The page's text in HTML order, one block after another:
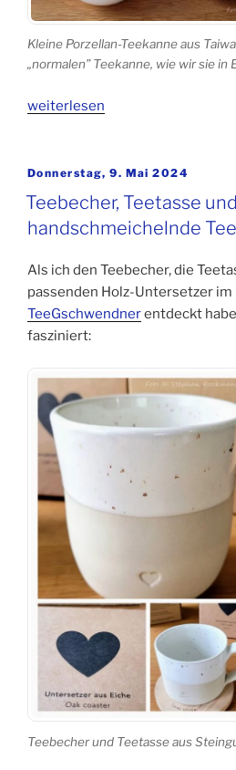
Kleine Porzellan-Teekanne aus
„normalen” Teekanne, wie wir sie in
„Kleine
Porzellan
für
die
Gong
Cha
Teezeremonie“
weiterlesen
Veröffentlicht
Donnerstag, 9. Mai 2024
Teebecher, Teetasse
handschmeichelnde
Als ich den Teebecher, die
passenden Holz-Untersetzer im
TeeGschwendnerentdeckt
fasziniert:
Teebecher und Teetasse aus